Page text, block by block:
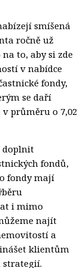
smíšená
ročně už
to, aby si zde
v nabídce
fondy,
se daří
průměru o 7,02
doplnit
fondů,
fondy mají
i mimo
najít
a
klientům
strategií.